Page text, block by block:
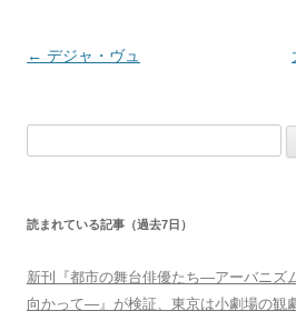
投稿ナビゲーション
← デジャ・ヴュ
読まれている記事（過去7日）
新刊『都市の舞台俳優たち―アーバニズ
向かって―』が検証、東京は小劇場の観